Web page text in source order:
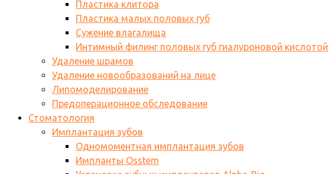
Пластика клитора
Пластика малых половых губ
Сужение влагалища
Интимный филинг половых губ гиалуроновой кислотой
Удаление шрамов
Удаление новообразований на лице
Липомоделирование
Предоперационное обследование
Стоматология
Имплантация зубов
Одномоментная имплантация зубов
Импланты Osstem